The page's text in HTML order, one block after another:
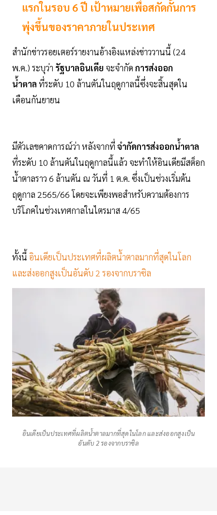
แรกในรอบ 6 ปี เป้าหมายเพื่อสกัดกั้นการ
พุ่งขึ้นของราคาภายในประเทศ
สำนักข่าวรอยเตอร์รายงานอ้างอิงแหล่งข่าววานนี้ (24
พ.ค.) ระบุว่า รัฐบาลอินเดีย จะจำกัด การส่งออก
น้ำตาล ที่ระดับ 10 ล้านตันในฤดูกาลนี้ซึ่งจะสิ้นสุดใน
เดือนกันยายน
มีตัวเลขคาดการณ์ว่า หลังจากที่ จำกัดการส่งออกน้ำตาล
ที่ระดับ 10 ล้านตันในฤดูกาลนี้แล้ว จะทำให้อินเดียมีสต็อก
น้ำตาลราว 6 ล้านตัน ณ วันที่ 1 ต.ค. ซึ่งเป็นช่วงเริ่มต้น
ฤดูกาล 2565/66 โดยจะเพียงพอสำหรับความต้องการ
บริโภคในช่วงเทศกาลในไตรมาส 4/65
ทั้งนี้ อินเดียเป็นประเทศที่ผลิตน้ำตาลมากที่สุดในโลก
และส่งออกสูงเป็นอันดับ 2 รองจากบราซิล
อินเดียเป็นประเทศที่ผลิตน้ำตาลมากที่สุดในโลก และส่งออกสูงเป็น
อันดับ 2 รองจากบราซิล